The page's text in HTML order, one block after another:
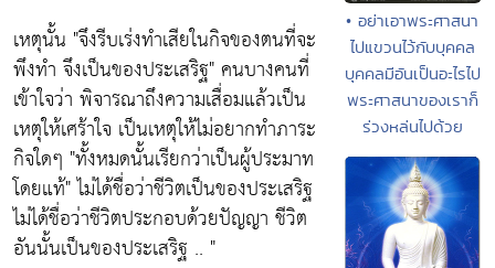
เหตุนั้น "จึงรีบเร่งทำเสียในกิจของตนที่จะ
พึงทำ จึงเป็นของประเสริฐ" คนบางคนที่
เข้าใจว่า พิจารณาถึงความเสื่อมแล้วเป็น
เหตุให้เศร้าใจ เป็นเหตุให้ไม่อยากทำภาระ
กิจใดๆ "ทั้งหมดนั้นเรียกว่าเป็นผู้ประมาท
โดยแท้" ไม่ได้ชื่อว่าชีวิตเป็นของประเสริฐ
ไม่ได้ชื่อว่าชีวิตประกอบด้วยปัญญา ชีวิต
อันนั้นเป็นของประเสริฐ .. "
• อย่าเอาพระศาสนา
ไปแขวนไว้กับบุคคล
บุคคลมีอันเป็นอะไรไป
พระศาสนาของเราก็
ร่วงหล่นไปด้วย